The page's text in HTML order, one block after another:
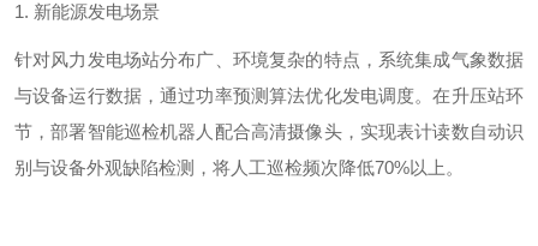
1. 新能源发电场景
针对风力发电场站分布广、环境复杂的特点，系统集成气象数据
与设备运行数据，通过功率预测算法优化发电调度。在升压站环
节，部署智能巡检机器人配合高清摄像头，实现表计读数自动识
别与设备外观缺陷检测，将人工巡检频次降低70%以上。